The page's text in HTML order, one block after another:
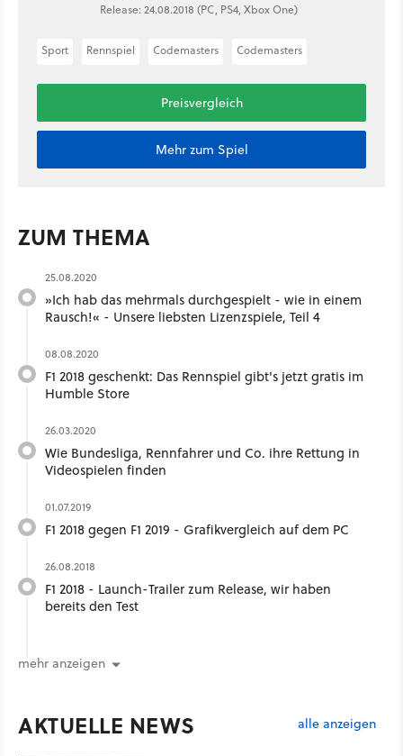
Release: 24.08.2018 (PC, PS4, Xbox One)
Sport Rennspiel Codemasters Codemasters
Preisvergleich
Mehr zum Spiel
ZUM THEMA
25.08.2020
»Ich hab das mehrmals durchgespielt - wie in einem
Rausch!« - Unsere liebsten Lizenzspiele, Teil 4
08.08.2020
F1 2018 geschenkt: Das Rennspiel gibt's jetzt gratis im
Humble Store
26.03.2020
Wie Bundesliga, Rennfahrer und Co. ihre Rettung in
Videospielen finden
01.07.2019
F1 2018 gegen F1 2019 - Grafikvergleich auf dem PC
26.08.2018
F1 2018 - Launch-Trailer zum Release, wir haben
bereits den Test
mehr anzeigen
AKTUELLE NEWS alle anzeigen